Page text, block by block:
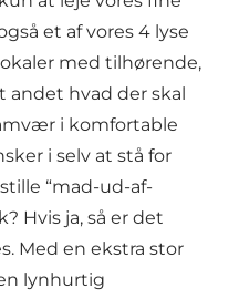
et af vores 4 lyse
med tilhørende,
andet hvad der skal
i komfortable
i selv at stå for
“mad-ud-af-
Hvis ja, så er det
Med en ekstra stor
lynhurtig